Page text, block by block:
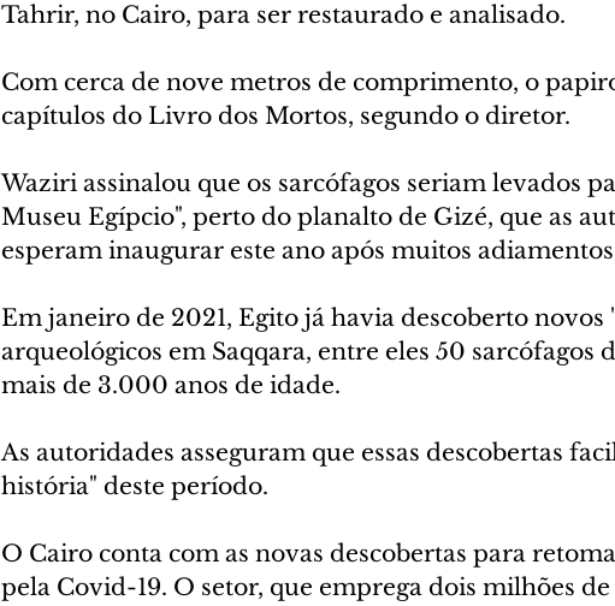
Tahrir, no Cairo, para ser restaurado e analisado.
Com cerca de nove metros de comprimento, o
capítulos do Livro dos Mortos, segundo o diretor.
Waziri assinalou que os sarcófagos seriam levados
Museu Egípcio", perto do planalto de Gizé, que as
esperam inaugurar este ano após muitos
Em janeiro de 2021, Egito já havia descoberto novos
arqueológicos em Saqqara, entre eles 50 sarcófagos
mais de 3.000 anos de idade.
As autoridades asseguram que essas descobertas
história" deste período.
O Cairo conta com as novas descobertas para
pela Covid-19. O setor, que emprega dois milhões de